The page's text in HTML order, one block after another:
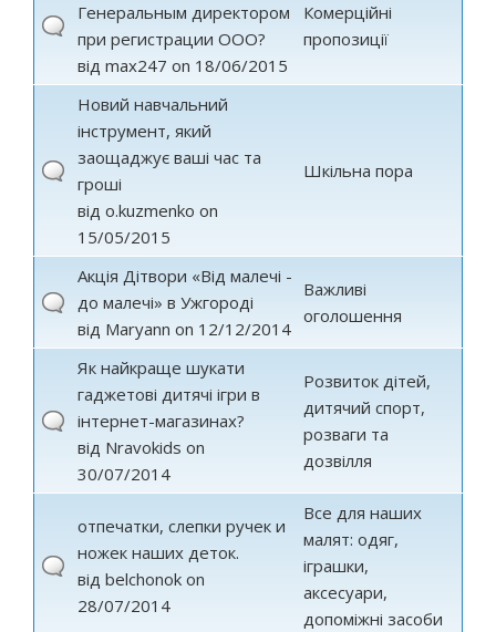
Генеральным директором
при регистрации ООО?
від max247 on 18/06/2015
Комерційні
пропозиції
Новий навчальний
інструмент, який
заощаджує ваші час та
гроші
від o.kuzmenko on
15/05/2015
Шкільна пора
Акція Дітвори «Від малечі -
до малечі» в Ужгороді
від Maryann on 12/12/2014
Важливі
оголошення
Як найкраще шукати
гаджетові дитячі ігри в
інтернет-магазинах?
від Nravokids on
30/07/2014
Розвиток дітей,
дитячий спорт,
розваги та
дозвілля
отпечатки, слепки ручек и
ножек наших деток.
від belchonok on
28/07/2014
Все для наших
малят: одяг,
іграшки,
аксесуари,
допоміжні засоби